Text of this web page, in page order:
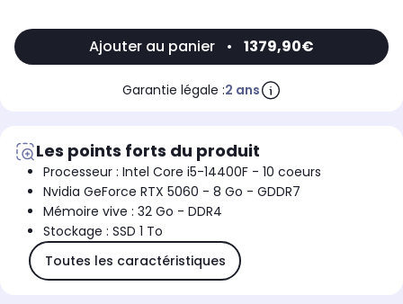
Ajouter au panier • 1379,90€
Garantie légale :2 ans
Les points forts du produit
Processeur : Intel Core i5-14400F - 10 coeurs
Nvidia GeForce RTX 5060 - 8 Go - GDDR7
Mémoire vive : 32 Go - DDR4
Stockage : SSD 1 To
Toutes les caractéristiques